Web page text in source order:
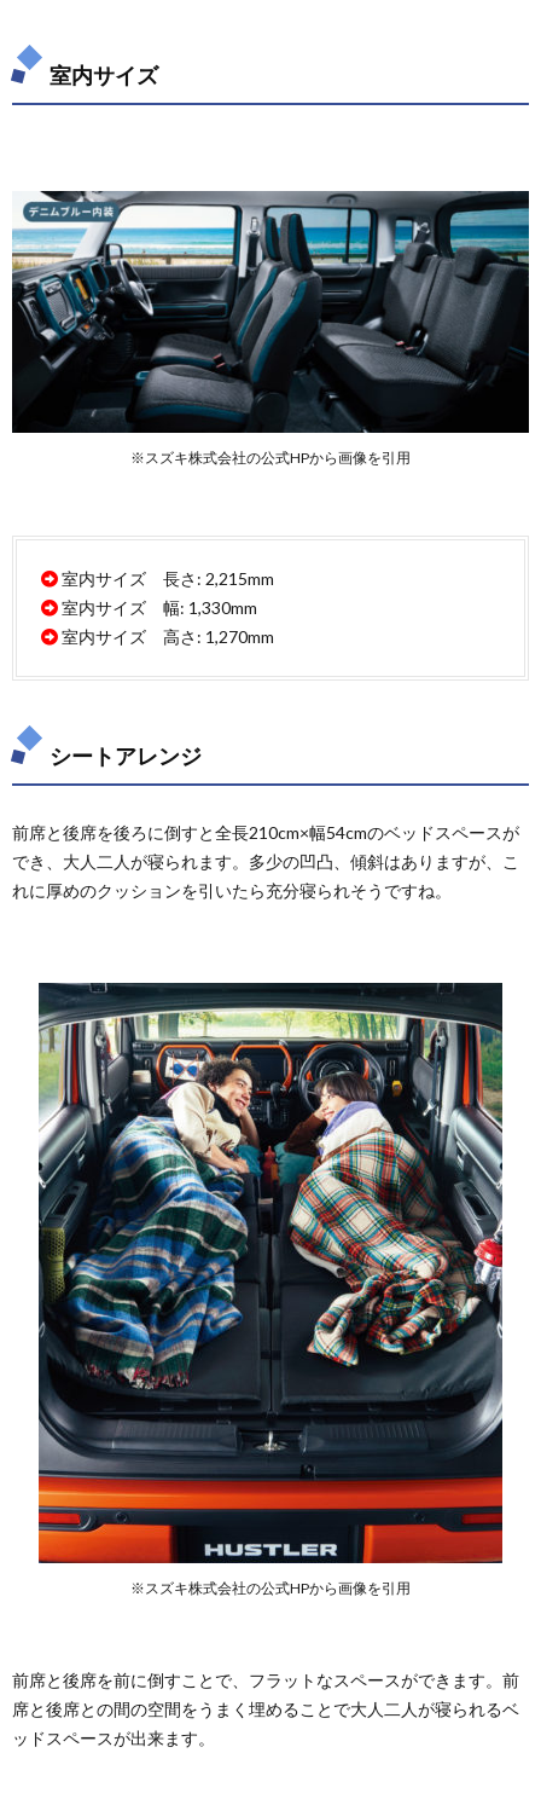
ハス
ラー
され
てい
る方
へ
室内サイズ
※スズキ株式会社の公式HPから画像を引用
室内サイズ 長さ: 2,215mm
室内サイズ 幅: 1,330mm
室内サイズ 高さ: 1,270mm
シートアレンジ
前席と後席を後ろに倒すと全長210cm×幅54cmのベッドスペースが
でき、大人二人が寝られます。多少の凹凸、傾斜はありますが、こ
れに厚めのクッションを引いたら充分寝られそうですね。
※スズキ株式会社の公式HPから画像を引用
前席と後席を前に倒すことで、フラットなスペースができます。前
席と後席との間の空間をうまく埋めることで大人二人が寝られるベ
ッドスペースが出来ます。